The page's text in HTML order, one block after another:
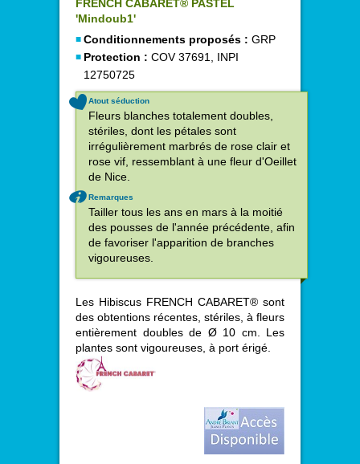
FRENCH CABARET® PASTEL
'Mindoub1'
Conditionnements proposés : GRP
Protection : COV 37691, INPI
12750725
Atout séduction
Fleurs blanches totalement doubles,
stériles, dont les pétales sont
irrégulièrement marbrés de rose clair et
rose vif, ressemblant à une fleur d'Oeillet
de Nice.
Remarques
Tailler tous les ans en mars à la moitié
des pousses de l'année précédente, afin
de favoriser l'apparition de branches
vigoureuses.
Les Hibiscus FRENCH CABARET® sont
des obtentions récentes, stériles, à fleurs
entièrement doubles de Ø 10 cm. Les
plantes sont vigoureuses, à port érigé.